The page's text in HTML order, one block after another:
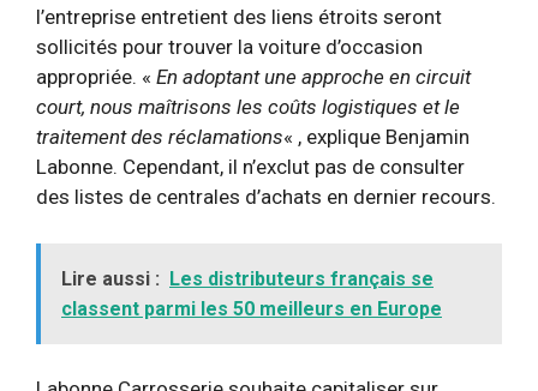
l’entreprise entretient des liens étroits seront
sollicités pour trouver la voiture d’occasion
appropriée. « En adoptant une approche en circuit
court, nous maîtrisons les coûts logistiques et le
traitement des réclamations« , explique Benjamin
Labonne. Cependant, il n’exclut pas de consulter
des listes de centrales d’achats en dernier recours.
Lire aussi : Les distributeurs français se
classent parmi les 50 meilleurs en Europe